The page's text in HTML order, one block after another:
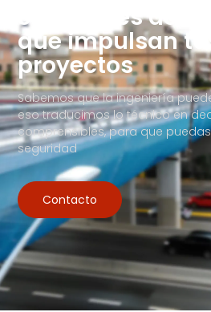
Soluciones de
que impulsan
proyectos
Sabemos que la ingeniería
eso traducimos lo técnico en
comprensibles, para que
seguridad
Contacto